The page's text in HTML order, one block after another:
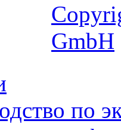
GmbH
по